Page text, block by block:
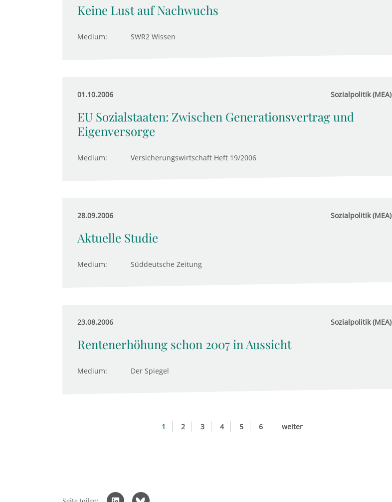
Keine Lust auf Nachwuchs
Medium: SWR2 Wissen
01.10.2006 Sozialpolitik (MEA)
EU Sozialstaaten: Zwischen Generationsvertrag und
Eigenversorge
Medium: Versicherungswirtschaft Heft 19/2006
28.09.2006 Sozialpolitik (MEA)
Aktuelle Studie
Medium: Süddeutsche Zeitung
23.08.2006 Sozialpolitik (MEA)
Rentenerhöhung schon 2007 in Aussicht
Medium: Der Spiegel
1 2 3 4 5 6 weiter